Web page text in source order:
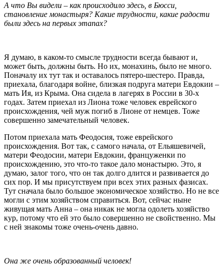
А что Вы видели – как происходило здесь, в Бюсси,
становление монастыря? Какие трудности, какие радости
были здесь на первых этапах?
Я думаю, в каком-то смысле трудности всегда бывают и,
может быть, должны быть. Но их, монахинь, было не много.
Поначалу их тут так и оставалось пятеро-шестеро. Правда,
приехала, благодаря войне, близкая подруга матери Евдокии –
мать Ия, из Крыма. Она сидела в лагерях в России в 30-х
годах. Затем приехал из Лиона тоже человек еврейского
происхождения, чей муж погиб в Лионе от немцев. Тоже
совершенно замечательный человек.
Потом приехала мать Феодосия, тоже еврейского
происхождения. Вот так, с самого начала, от Ельяшевичей,
матери Феодосии, матери Евдокии, француженки по
происхождению, это что-то такое дало монастырю. Это, я
думаю, залог того, что он так долго длится и развивается до
сих пор. И мы присутствуем при всех этих разных фазисах.
Тут сначала было большое экономическое хозяйство. Но не все
могли с этим хозяйством справиться. Вот, сейчас ныне
живущая мать Анна – она никак не могла одолеть хозяйство
кур, потому что ей это было совершенно не свойственно. Мы
с ней знакомы тоже очень-очень давно.
Она же очень образованный человек!